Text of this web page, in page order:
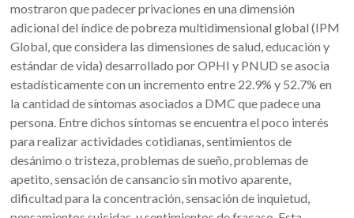
mostraron que padecer privaciones en una dimensión
adicional del índice de pobreza multidimensional global (IPM
Global, que considera las dimensiones de salud, educación y
estándar de vida) desarrollado por OPHI y PNUD se asocia
estadísticamente con un incremento entre 22.9% y 52.7% en
la cantidad de síntomas asociados a DMC que padece una
persona. Entre dichos síntomas se encuentra el poco interés
para realizar actividades cotidianas, sentimientos de
desánimo o tristeza, problemas de sueño, problemas de
apetito, sensación de cansancio sin motivo aparente,
dificultad para la concentración, sensación de inquietud,